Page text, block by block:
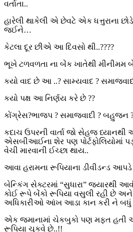
વર્તાતા..
હારેલી થાકેલી એ છેવટે એક ધત્તુરાના
જઈને…
કેટલા દૂર છીએ આ દિવસો થી..????
ભૂખે ટળવળતા ના બેંક ખાતેથી મીનીમમ
કયો વાદ છે આ ..? સામ્યવાદ ? સમાજવાદ
કયો પક્ષ આ નિર્ણય કરે છે ??
કોંગ્રેસ?ભાજપ ? સમાજવાદી ? બહુજન
કદાચ ઉપરની વાર્તા જો સેહજ ધ્યાનથી
એસબીઆઈના શેર પણ પોર્ટફોલિયોમાં
વેચી મારવાની ઈચ્છા થાય..
આવા હરામના રૂપિયાના ડીવીડન્ડ આપડે
બેન્કિંગ સેક્ટરમાં “સુધારા” જ્યારથી
કોઈ રૂપે બેંકો રૂપિયા વસુલી રહી છે અને
અધિકારીઓ આંખ આડા કાન કરી ને બધું
એક જમાનામાં ચેકબુકો પણ મફત
રૂપિયા ચુકવે છે..!!